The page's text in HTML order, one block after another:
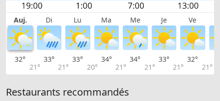
Auj. Di Lu Ma Me Je Ve
32°
21°
33°
21°
33°
20°
34°
21°
34°
21°
33°
21°
32°
21°
Restaurants recommandés